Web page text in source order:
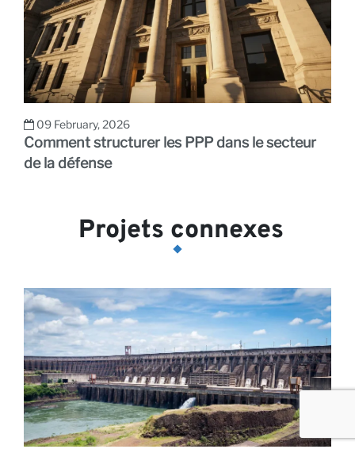
09 February, 2026
Comment structurer les PPP dans le secteur
de la défense
Projets connexes